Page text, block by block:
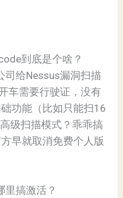
到底是个啥？
司给Nessus漏洞扫描
车需要行驶证，没有
功能（比如只能扫16
级扫描模式？乖乖搞
早就取消免费个人版
里搞激活？